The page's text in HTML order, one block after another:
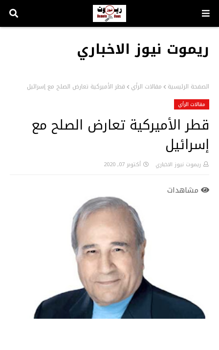
ريموت نيوز الاخباري
الصفحة الرئيسية مقالات الرأي قطر الأميركية تعارض الصلح مع إسرائيل
مقالات الرأي
قطر الأميركية تعارض الصلح مع
إسرائيل
ريموت نيوز الاخباري أكتوبر 07, 2020
مشاهدات